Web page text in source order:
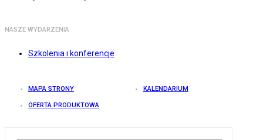
NASZE WYDARZENIA
Szkolenia i konferencje
MAPA STRONY KALENDARIUM
OFERTA PRODUKTOWA